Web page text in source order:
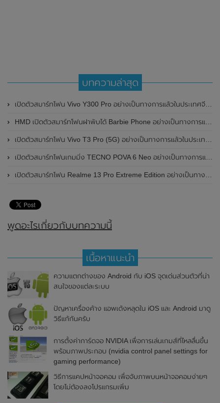
บทความล่าสุด
เปิดตัวสมาร์ทโฟน Vivo Y300 Pro อย่างเป็นทางการแล้วในประเทศจีน มาพร้อมดีไซน์พรีเมี่ยม ทนทาน และแบตเตอรี่สุดอึดขนาดใหญ่ 6,500mAh พร้อมรองรับการชาร์จไว 80W
HMD เปิดตัวสมาร์ทโฟนฝาพับได้ Barbie Phone อย่างเป็นทางการแล้ว มาพร้อมธีมสีชมพูสดใส
เปิดตัวสมาร์ทโฟน Vivo T3 Pro (5G) อย่างเป็นทางการแล้วในประเทศอินเดีย
เปิดตัวสมาร์ทโฟนเกมมิ่ง TECNO POVA 6 Neo อย่างเป็นทางการแล้วในประเทศไทย ในราคา 8,499 บาท
เปิดตัวสมาร์ทโฟน Realme 13 Pro Extreme Edition อย่างเป็นทางการแล้วในประเทศจีน
พูดอะไรเกี่ยวกับบทความนี้
เนื้อหาแนะนำ
ความแตกต่างของ Android กับ iOS จุดเด่นส่วนตัวที่น่า
สนใจของแต่ละระบบ
ปัญหาเครื่องค้าง แอพเด้งหลุดใน iOS และ Android มาดู
วิธีแก้กันครับ
การตั้งค่าการ์ดจอ NVIDIA เพื่อการเล่นเกมส์ที่ไหลลื่นขึ้น
พร้อมภาพประกอบ (nvidia control panel settings for
gaming performance)
วิธีการแคปหน้าจอคอม เพื่อจับภาพบนหน้าจอคอมง่ายๆ
โดยไม่ต้องลงโปรแกรมเพิ่ม